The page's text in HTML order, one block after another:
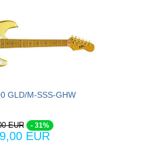
GLD/M-SSS-GHW
EUR - 31%
EUR